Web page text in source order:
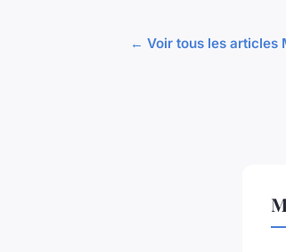
← Voir tous les articles